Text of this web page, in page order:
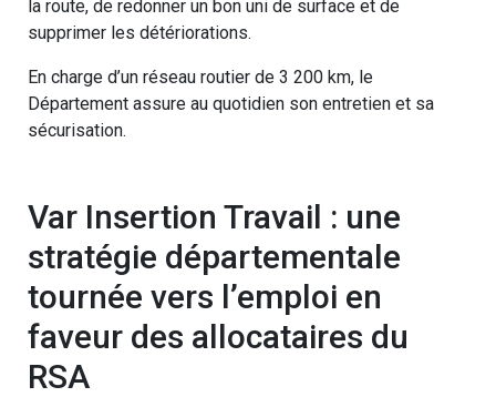
la route, de redonner un bon uni de surface et de
supprimer les détériorations.
En charge d’un réseau routier de 3 200 km, le
Département assure au quotidien son entretien et sa
sécurisation.
Var Insertion Travail : une
stratégie départementale
tournée vers l’emploi en
faveur des allocataires du
RSA